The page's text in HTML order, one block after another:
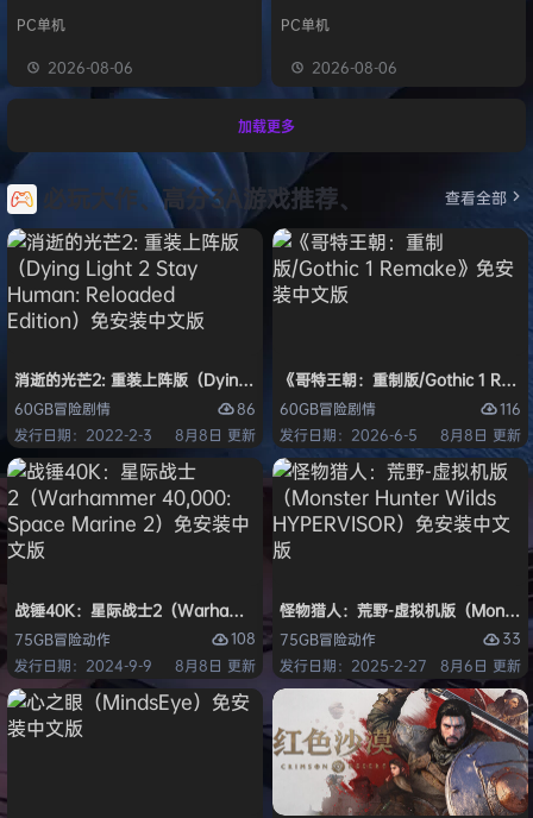
PC单机
2026-08-06
PC单机
2026-08-06
加载更多
必玩大作、高分3A游戏推荐、 查看全部
消逝的光芒2: 重装上阵版（Dying Light 2 Stay Human: Reloaded
60GB冒险剧情
86
发行日期：2022-2-3
8月8日 更新
《哥特王朝：重制版/Gothic 1
60GB冒险剧情
116
发行日期：2026-6-5
8月8日 更新
战锤40K：星际战士2（Warhammer 40,000: Space Marine 2）免安装
75GB冒险动作
108
发行日期：2024-9-9
8月8日 更新
怪物猎人：荒野-虚拟机版（
75GB冒险动作
33
发行日期：2025-2-27
8月6日 更新